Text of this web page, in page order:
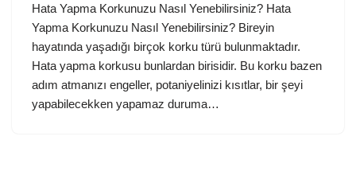
Hata Yapma Korkunuzu Nasıl Yenebilirsiniz? Hata
Yapma Korkunuzu Nasıl Yenebilirsiniz? Bireyin
hayatında yaşadığı birçok korku türü bulunmaktadır.
Hata yapma korkusu bunlardan birisidir. Bu korku bazen
adım atmanızı engeller, potaniyelinizi kısıtlar, bir şeyi
yapabilecekken yapamaz duruma…